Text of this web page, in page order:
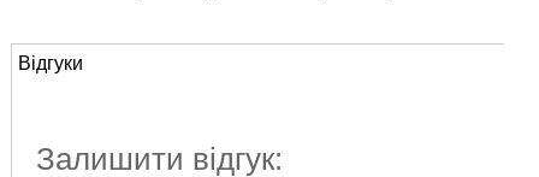
Відгуки
Залишити відгук: